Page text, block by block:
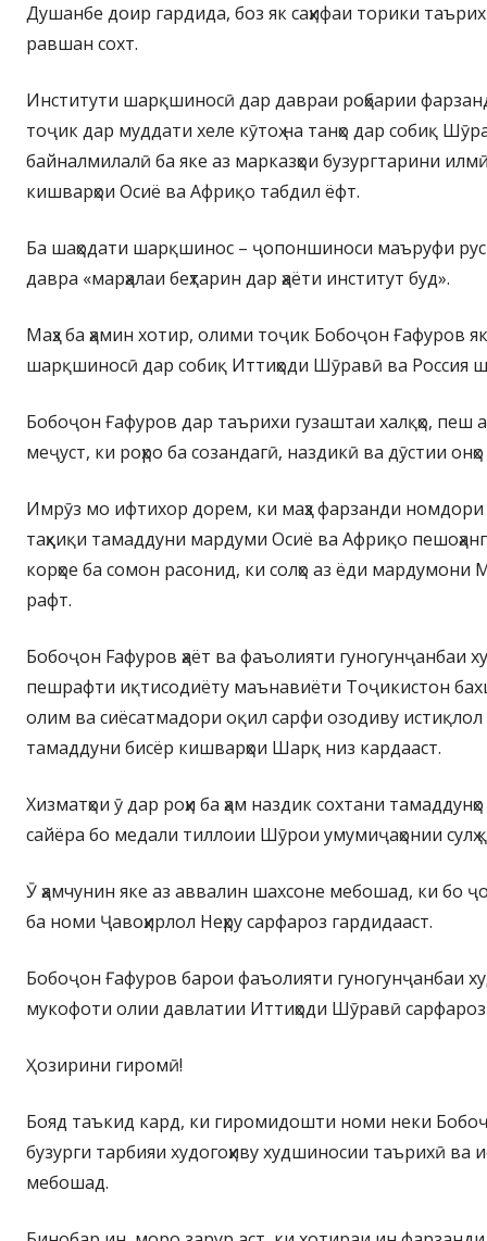
Душанбе доир гардида, боз як саҳифаи торики
равшан сохт.
Институти шарқшиносӣ дар давраи роҳбарии
тоҷик дар муддати хеле кӯтоҳ на танҳо дар собиқ
байналмилалӣ ба яке аз марказҳои бузургтарини
кишварҳои Осиё ва Африқо табдил ёфт.
Ба шаҳодати шарқшинос – ҷопоншиноси маъруфи
давра «марҳалаи беҳтарин дар ҳаёти институт буд».
Маҳз ба ҳамин хотир, олими тоҷик Бобоҷон Ғафуров
шарқшиносӣ дар собиқ Иттиҳоди Шӯравӣ ва Россия
Бобоҷон Ғафуров дар таърихи гузаштаи халқҳо, пеш аз
меҷуст, ки роҳро ба созандагӣ, наздикӣ ва дӯстии
Имрӯз мо ифтихор дорем, ки маҳз фарзанди
таҳқиқи тамаддуни мардуми Осиё ва Африқо
корҳое ба сомон расонид, ки солҳо аз ёди
рафт.
Бобоҷон Fафуров ҳаёт ва фаъолияти гуногунҷанбаи
пешрафти иқтисодиёту маънавиёти Тоҷикистон
олим ва сиёсатмадори оқил сарфи озодиву
тамаддуни бисёр кишварҳои Шарқ низ кардааст.
Хизматҳои ӯ дар роҳи ба ҳам наздик сохтани тамаддунҳо
сайёра бо медали тиллоии Шӯрои умумиҷаҳонии
Ӯ ҳамчунин яке аз аввалин шахсоне мебошад, ки бо
ба номи Ҷавоҳирлол Неҳру сарфароз гардидааст.
Бобоҷон Ғафуров барои фаъолияти гуногунҷанбаи
мукофоти олии давлатии Иттиҳоди Шӯравӣ
Ҳозирини гиромӣ!
Бояд таъкид кард, ки гиромидошти номи неки
бузурги тарбияи худогоҳиву худшиносии таърихӣ ва
мебошад.